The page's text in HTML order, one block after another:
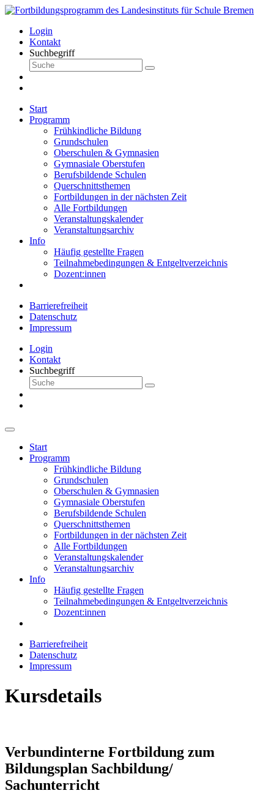
Login
Kontakt
Suchbegriff
Start
Programm
Frühkindliche Bildung
Grundschulen
Oberschulen & Gymnasien
Gymnasiale Oberstufen
Berufsbildende Schulen
Querschnittsthemen
Fortbildungen in der nächsten Zeit
Alle Fortbildungen
Veranstaltungskalender
Veranstaltungsarchiv
Info
Häufig gestellte Fragen
Teilnahmebedingungen & Entgeltverzeichnis
Dozent:innen
Barrierefreiheit
Datenschutz
Impressum
Login
Kontakt
Suchbegriff
Start
Programm
Frühkindliche Bildung
Grundschulen
Oberschulen & Gymnasien
Gymnasiale Oberstufen
Berufsbildende Schulen
Querschnittsthemen
Fortbildungen in der nächsten Zeit
Alle Fortbildungen
Veranstaltungskalender
Veranstaltungsarchiv
Info
Häufig gestellte Fragen
Teilnahmebedingungen & Entgeltverzeichnis
Dozent:innen
Barrierefreiheit
Datenschutz
Impressum
Kursdetails
Verbundinterne Fortbildung zum
Bildungsplan Sachbildung/
Sachunterricht